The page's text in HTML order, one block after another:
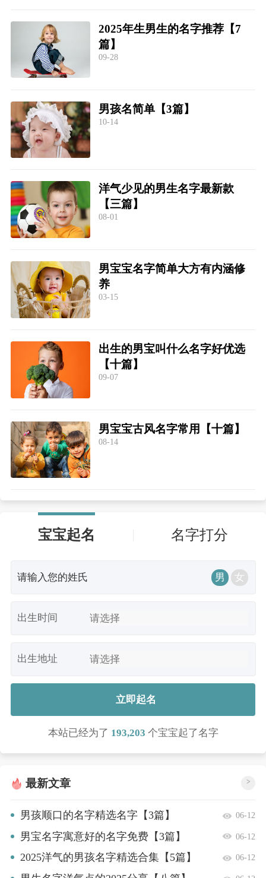
2025年生男生的名字推荐【7
篇】
09-28
男孩名简单【3篇】
10-14
洋气少见的男生名字最新款
【三篇】
08-01
男宝宝名字简单大方有内涵修
养
03-15
出生的男宝叫什么名字好优选
【十篇】
09-07
男宝宝古风名字常用【十篇】
08-14
宝宝起名 名字打分
男 女
出生时间
出生地址
立即起名
本站已经为了 193,203 个宝宝起了名字
最新文章 >
男孩顺口的名字精选名字【3篇】 06-12
男宝名字寓意好的名字免费【3篇】 06-12
2025洋气的男孩名字精选合集【5篇】 06-12